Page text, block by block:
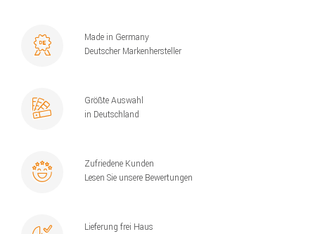
Made in Germany
Deutscher Markenhersteller
Größte Auswahl
in Deutschland
Zufriedene Kunden
Lesen Sie unsere Bewertungen
Lieferung frei Haus